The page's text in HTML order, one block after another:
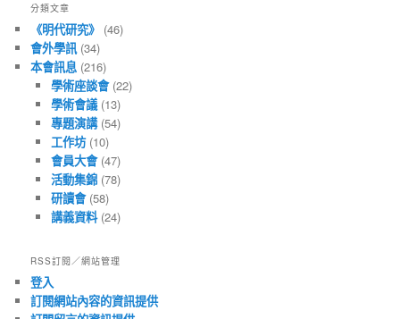
章
分類文章
《明代研究》 (46)
會外學訊(34)
本會訊息 (216)
學術座談會(22)
學術會議(13)
專題演講(54)
工作坊(10)
會員大會(47)
活動集錦(78)
研讀會(58)
講義資料(24)
RSS訂閱／網站管理
登入
訂閱網站內容的資訊提供